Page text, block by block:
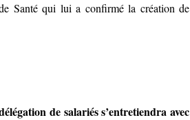
Santé qui lui a confirmé la création de
de salariés s’entretiendra avec